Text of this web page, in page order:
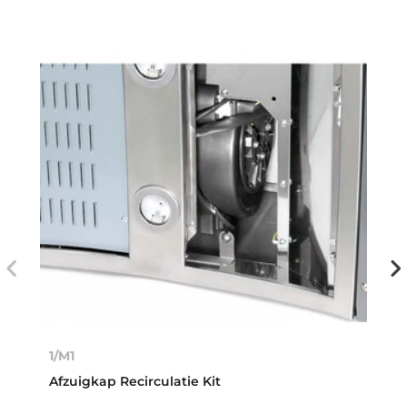
1/M1
Afzuigkap Recirculatie Kit